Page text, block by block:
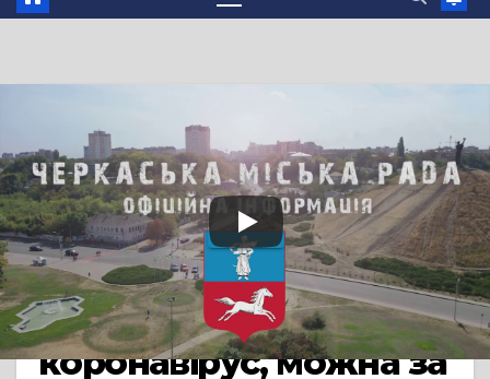
TV СЮЖЕТ
Отримати
консультацію
стосовно симптомів,
схожих на
коронавірус, можна за